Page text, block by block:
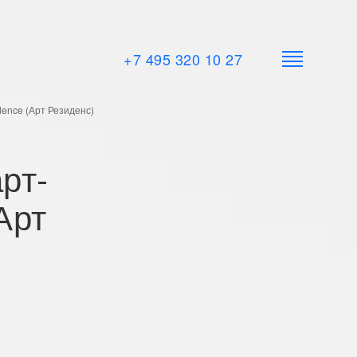
+7 495 320 10 27
(Арт Резиденс)